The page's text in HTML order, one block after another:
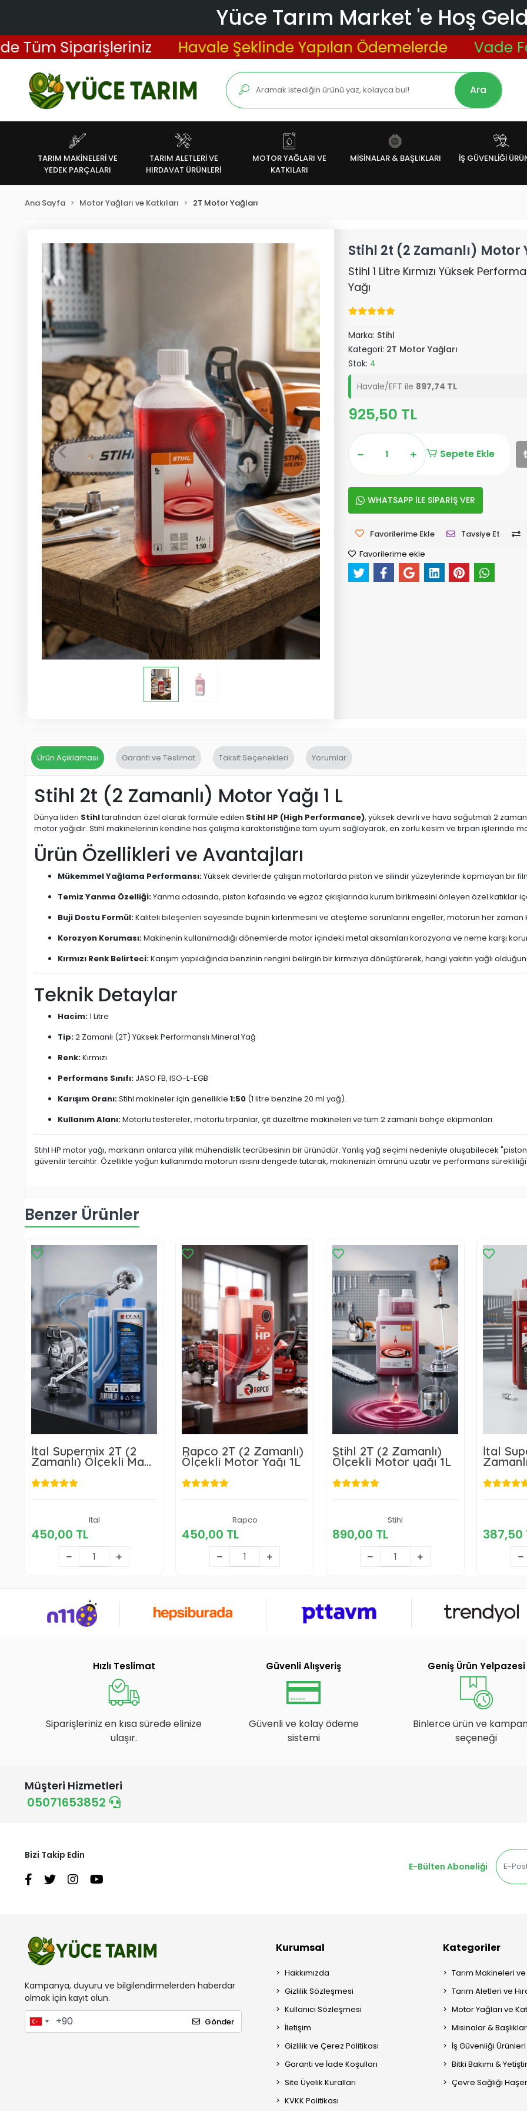
Yüce Tarım Market 'e Hoş
Siparişleriniz Havale Şeklinde Yapılan Ödemelerde Vade
Ara
TARIM MAKİNELERİ VE
YEDEK PARÇALARI
TARIM ALETLERİ VE
HIRDAVAT ÜRÜNLERİ
MOTOR YAĞLARI VE
KATKILARI
MİSİNALAR & BAŞLIKLARI İŞ GÜVENLİĞİ
Ana Sayfa Motor Yağları ve Katkıları 2T Motor Yağları
Stihl 2t (2 Zamanlı) Motor
Stihl 1 Litre Kırmızı Yüksek
Yağı
Marka: Stihl
Kategori: 2T Motor Yağları
Stok: 4
Havale/EFT ile 897,74 TL
925,50 TL
Sepete Ekle
WHATSAPP İLE SİPARİŞ VER
Favorilerime Ekle Tavsiye Et
Favorilerime ekle
Ürün Açıklaması Garanti ve Teslimat Taksit Seçenekleri Yorumlar
Stihl 2t (2 Zamanlı) Motor Yağı 1 L
Dünya lideri Stihltarafından özel olarak formüle edilen Stihl HP (High Performance), yüksek devirli ve hava soğutmalı 2
motor yağıdır. Stihl makinelerinin kendine has çalışma karakteristiğine tam uyum sağlayarak, en zorlu kesim ve tırpan işlerinde
Ürün Özellikleri ve Avantajları
Mükemmel Yağlama Performansı:Yüksek devirlerde çalışan motorlarda piston ve silindir yüzeylerinde kopmayan bir
Temiz Yanma Özelliği:Yanma odasında, piston kafasında ve egzoz çıkışlarında kurum birikmesini önleyen özel
Buji Dostu Formül:Kaliteli bileşenleri sayesinde bujinin kirlenmesini ve ateşleme sorunlarını engeller, motorun her zaman
Korozyon Koruması:Makinenin kullanılmadığı dönemlerde motor içindeki metal aksamları korozyona ve neme karşı
Kırmızı Renk Belirteci:Karışım yapıldığında benzinin rengini belirgin bir kırmızıya dönüştürerek, hangi yakıtın yağlı
Teknik Detaylar
Hacim:1 Litre
Tip:2 Zamanlı (2T) Yüksek Performanslı Mineral Yağ
Renk:Kırmızı
Performans Sınıfı: JASO FB, ISO-L-EGB
Karışım Oranı:Stihl makineler için genellikle 1:50 (1 litre benzine 20 ml yağ).
Kullanım Alanı:Motorlu testereler, motorlu tırpanlar, çit düzeltme makineleri ve tüm 2 zamanlı bahçe ekipmanları.
Stihl HP motor yağı, markanın onlarca yıllık mühendislik tecrübesinin bir ürünüdür. Yanlış yağ seçimi nedeniyle oluşabilecek
güvenilir tercihtir. Özellikle yoğun kullanımda motorun ısısını dengede tutarak, makinenizin ömrünü uzatır ve performans
Benzer Ürünler
İtal Supermix 2T (2
Zamanlı) Ölçekli Mavi
Motor Yağı 1L Mavi
Ital
450,00 TL
450,00 TL
Sepete Ekle
Rapco 2T (2 Zamanlı)
Ölçekli Motor Yağı 1L
Rapco
450,00 TL
450,00 TL
Sepete Ekle
Stihl 2T (2 Zamanlı)
Ölçekli Motor yağı 1L
Stihl
890,00 TL
890,00 TL
Sepete Ekle
İtal
Motor
387,50
Hızlı Teslimat
Siparişleriniz en kısa sürede elinize
ulaşır.
Güvenli Alışveriş
Güvenli ve kolay ödeme
sistemi
Geniş Ürün Yelpazesi
Binlerce ürün ve
seçeneği
Müşteri Hizmetleri
05071653852
Bizi Takip Edin
E-Bülten Aboneliği
Kampanya, duyuru ve bilgilendirmelerden haberdar
olmak için kayıt olun.
Gönder
Kurumsal
Hakkımızda
Gizlilik Sözleşmesi
Kullanıcı Sözleşmesi
İletişim
Gizlilik ve Çerez Politikası
Garanti ve İade Koşulları
Site Üyelik Kuralları
KVKK Politikası
Kategoriler
Tarım Makineleri
Tarım Aletleri ve
Motor Yağları ve
Misinalar &
İş Güvenliği Ürünleri
Bitki Bakımı &
Çevre Sağlığı